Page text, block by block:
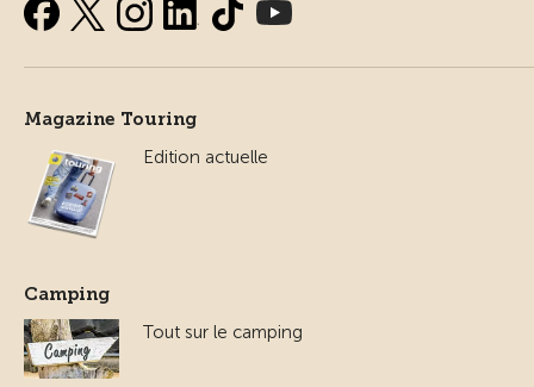
Magazine Touring
Edition actuelle
Camping
Tout sur le camping